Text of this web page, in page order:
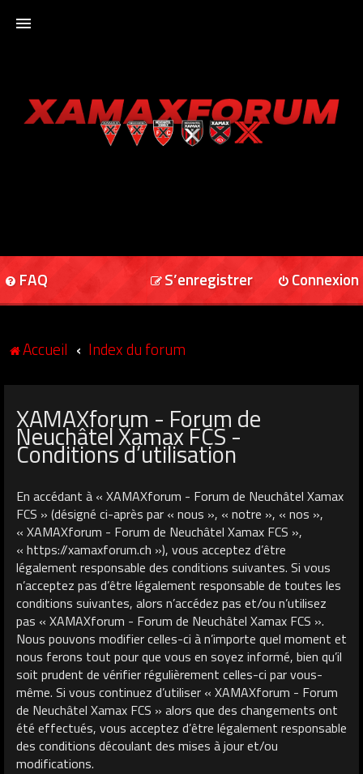
XAMAXFORUM
FAQ Connexion
S’enregistrer
Accueil Index du forum
XAMAXforum - Forum de
Neuchâtel Xamax FCS -
Conditions d’utilisation
En accédant à « XAMAXforum - Forum de Neuchâtel Xamax
FCS » (désigné ci-après par « nous », « notre », « nos »,
« XAMAXforum - Forum de Neuchâtel Xamax FCS »,
« https://xamaxforum.ch »), vous acceptez d’être
légalement responsable des conditions suivantes. Si vous
n’acceptez pas d’être légalement responsable de toutes les
conditions suivantes, alors n’accédez pas et/ou n’utilisez
pas « XAMAXforum - Forum de Neuchâtel Xamax FCS ».
Nous pouvons modifier celles-ci à n’importe quel moment et
nous ferons tout pour que vous en soyez informé, bien qu’il
soit prudent de vérifier régulièrement celles-ci par vous-
même. Si vous continuez d’utiliser « XAMAXforum - Forum
de Neuchâtel Xamax FCS » alors que des changements ont
été effectués, vous acceptez d’être légalement responsable
des conditions découlant des mises à jour et/ou
modifications.